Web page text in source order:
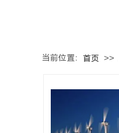
首页 >>
当前位置：